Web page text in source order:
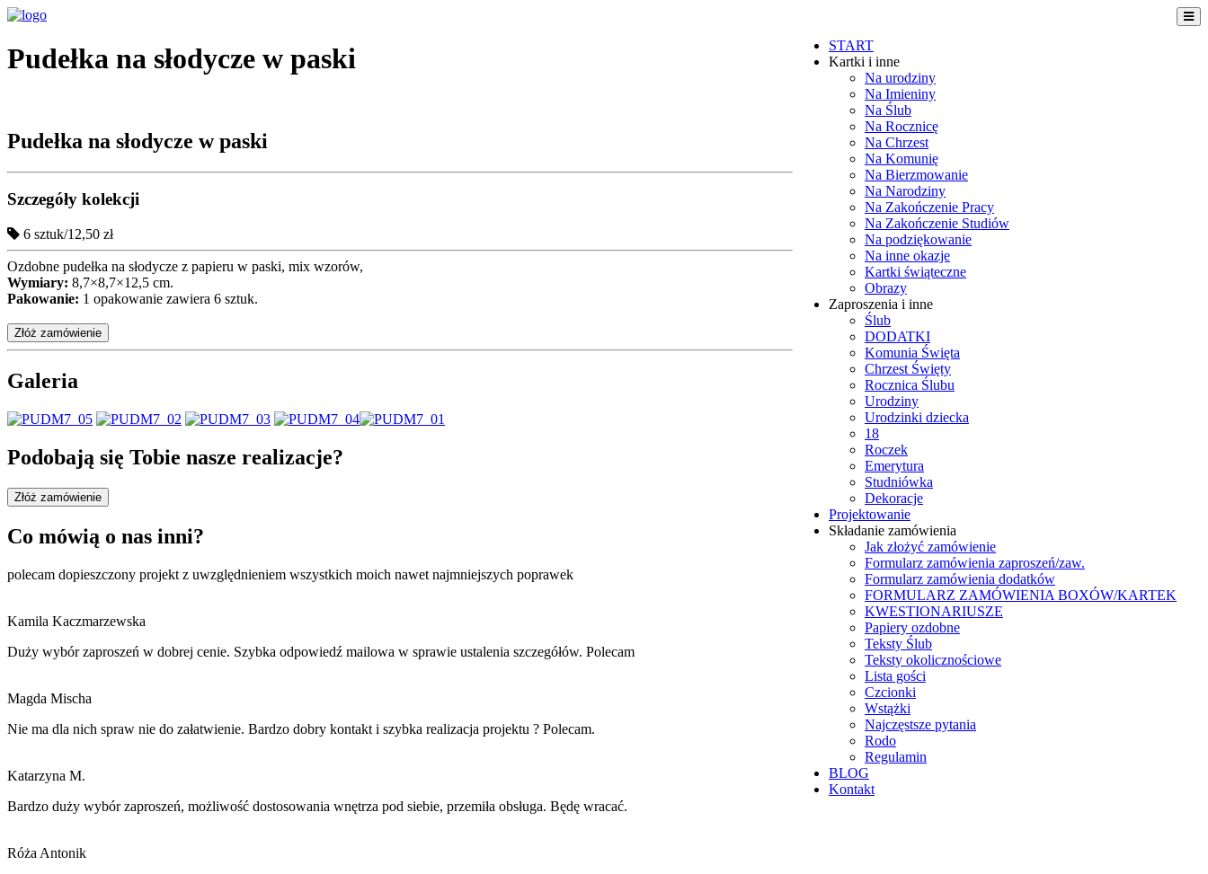
START
Kartki i inne
Na urodziny
Na Imieniny
Na Ślub
Na Rocznicę
Na Chrzest
Na Komunię
Na Bierzmowanie
Na Narodziny
Na Zakończenie Pracy
Na Zakończenie Studiów
Na podziękowanie
Na inne okazje
Kartki świąteczne
Obrazy
Zaproszenia i inne
Ślub
DODATKI
Komunia Święta
Chrzest Święty
Rocznica Ślubu
Urodziny
Urodzinki dziecka
18
Roczek
Emerytura
Studniówka
Dekoracje
Projektowanie
Składanie zamówienia
Jak złożyć zamówienie
Formularz zamówienia zaproszeń/zaw.
Formularz zamówienia dodatków
FORMULARZ ZAMÓWIENIA BOXÓW/KARTEK
KWESTIONARIUSZE
Papiery ozdobne
Teksty Ślub
Teksty okolicznościowe
Lista gości
Czcionki
Wstążki
Najczęstsze pytania
Rodo
Regulamin
BLOG
Kontakt
Pudełka na słodycze w paski
Pudełka na słodycze w paski
Szczegóły kolekcji
6 sztuk/12,50 zł
Ozdobne pudełka na słodycze z papieru w paski, mix wzorów,
Wymiary: 8,7×8,7×12,5 cm.
Pakowanie: 1 opakowanie zawiera 6 sztuk.
Złóż zamówienie
Galeria
Podobają się Tobie nasze realizacje?
Złóż zamówienie
Co mówią o nas inni?
polecam dopieszczony projekt z uwzględnieniem wszystkich moich nawet najmniejszych poprawek
Kamila Kaczmarzewska
Duży wybór zaproszeń w dobrej cenie. Szybka odpowiedź mailowa w sprawie ustalenia szczegółów. Polecam
Magda Mischa
Nie ma dla nich spraw nie do załatwienie. Bardzo dobry kontakt i szybka realizacja projektu ? Polecam.
Katarzyna M.
Bardzo duży wybór zaproszeń, możliwość dostosowania wnętrza pod siebie, przemiła obsługa. Będę wracać.
Róża Antonik